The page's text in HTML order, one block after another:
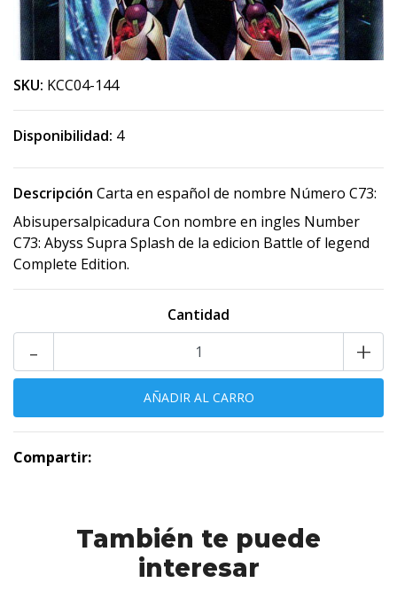
SKU: KCC04-144
Disponibilidad: 4
Descripción Carta en español de nombre Número C73:
Abisupersalpicadura Con nombre en ingles Number
C73: Abyss Supra Splash de la edicion Battle of legend
Complete Edition.
Cantidad
+
-
Compartir:
También te puede
interesar